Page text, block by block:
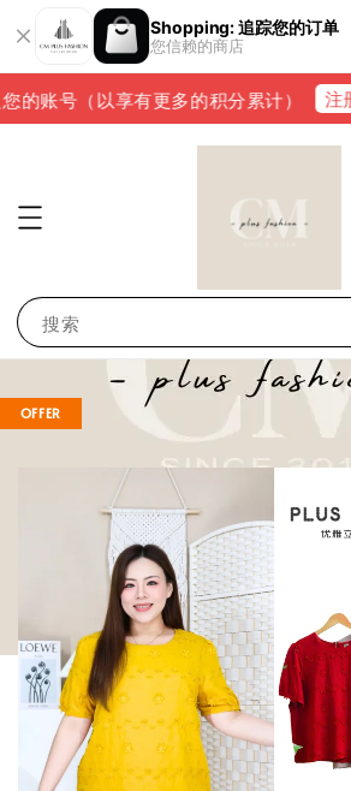
Shopping: 追踪您的订单
您信赖的商店
的账号（以享有更多的积分累计） 注册
搜索
OFFER